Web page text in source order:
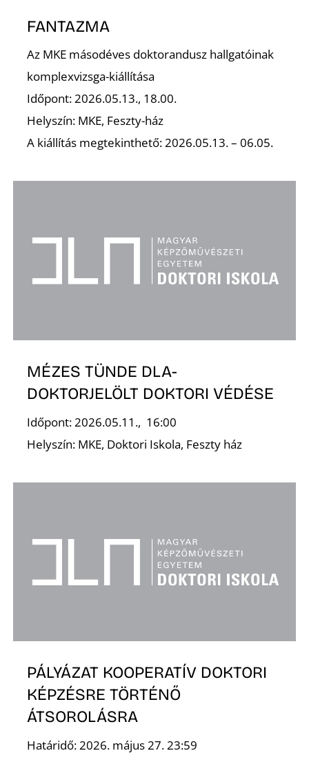
FANTAZMA
Az MKE másodéves doktorandusz hallgatóinak
komplexvizsga-kiállítása
Időpont: 2026.05.13., 18.00.
Helyszín: MKE, Feszty-ház
A kiállítás megtekinthető: 2026.05.13. – 06.05.
MÉZES TÜNDE DLA-
DOKTORJELÖLT DOKTORI VÉDÉSE
Időpont: 2026.05.11., 16:00
Helyszín: MKE, Doktori Iskola, Feszty ház
PÁLYÁZAT KOOPERATÍV DOKTORI
KÉPZÉSRE TÖRTÉNŐ
ÁTSOROLÁSRA
Határidő: 2026. május 27. 23:59